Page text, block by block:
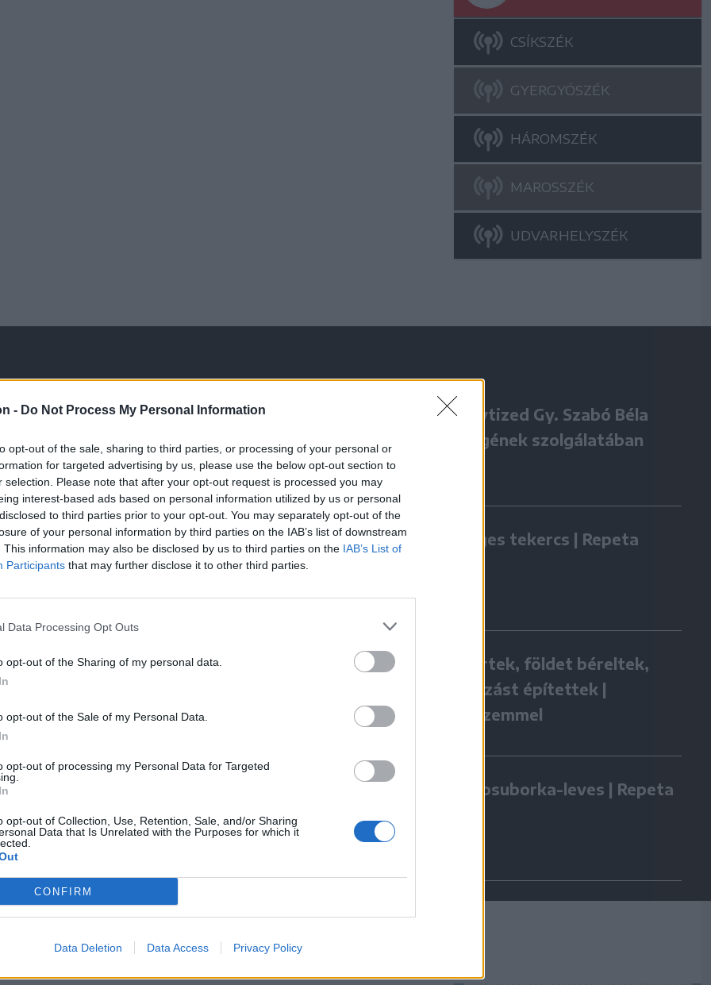
- Do Not Process My Personal Information
opt-out of the sale, sharing to third parties, or processing of your personal or
for targeted advertising by us, please use the below opt-out section to
selection. Please note that after your opt-out request is processed you may
interest-based ads based on personal information utilized by us or personal
to third parties prior to your opt-out. You may separately opt-out of the
of your personal information by third parties on the IAB’s list of downstream
This information may also be disclosed by us to third parties on the IAB’s List of
Participants that may further disclose it to other third parties.
Data Processing Opt Outs
opt-out of the Sharing of my personal data.
opt-out of the Sale of my Personal Data.
opt-out of processing my Personal Data for Targeted
opt-out of Collection, Use, Retention, Sale, and/or Sharing
Data that Is Unrelated with the Purposes for which it
CONFIRM
Data Deletion Data Access Privacy Policy
CSÍKSZÉK
GYERGYÓSZÉK
HÁROMSZÉK
MAROSSZÉK
UDVARHELYSZÉK
Európán át a
egyetlen
Európát.
Négy évtized Gy. Szabó Béla
örökségének szolgálatában
Zöldséges tekercs | Repeta
Hazatértek, földet béreltek,
vállalkozást építettek |
Gazdaszemmel
Kovászosuborka-leves | Repeta